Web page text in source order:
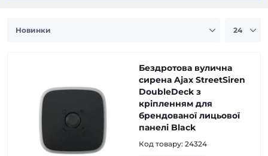
Бездротова вулична
сирена Ajax StreetSiren
DoubleDeck з
кріпленням для
брендованої лицьової
панелі Black
Код товару: 24324